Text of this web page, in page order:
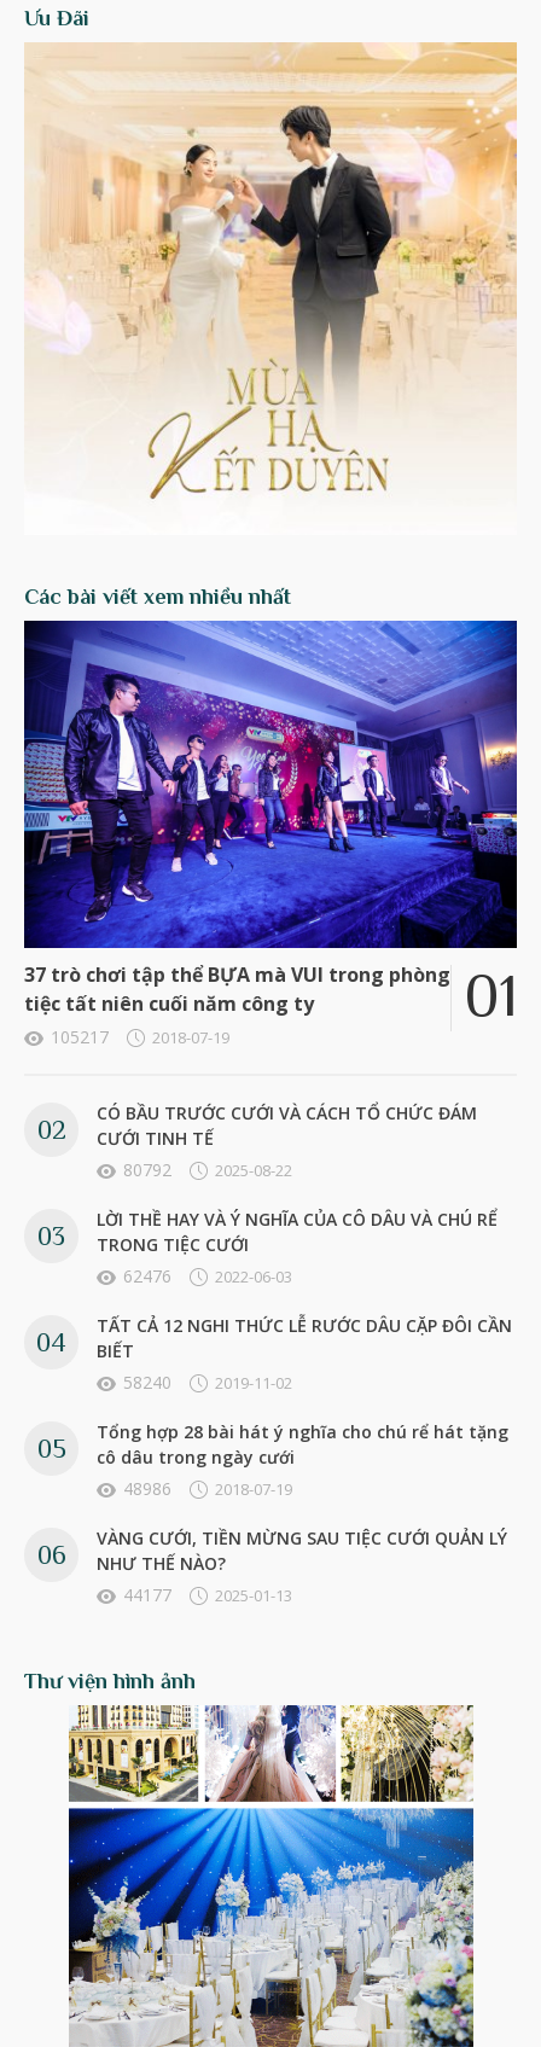
Ưu Đãi
Các bài viết xem nhiều nhất
37 trò chơi tập thể BỰA mà VUI trong phòng
tiệc tất niên cuối năm công ty
105217 2018-07-19
CÓ BẦU TRƯỚC CƯỚI VÀ CÁCH TỔ CHỨC ĐÁM
CƯỚI TINH TẾ
80792
2025-08-22
LỜI THỀ HAY VÀ Ý NGHĨA CỦA CÔ DÂU VÀ CHÚ RỂ
TRONG TIỆC CƯỚI
62476
2022-06-03
TẤT CẢ 12 NGHI THỨC LỄ RƯỚC DÂU CẶP ĐÔI CẦN
BIẾT
58240
2019-11-02
Tổng hợp 28 bài hát ý nghĩa cho chú rể hát tặng
cô dâu trong ngày cưới
48986
2018-07-19
VÀNG CƯỚI, TIỀN MỪNG SAU TIỆC CƯỚI QUẢN LÝ
NHƯ THẾ NÀO?
44177
2025-01-13
Thư viện hình ảnh